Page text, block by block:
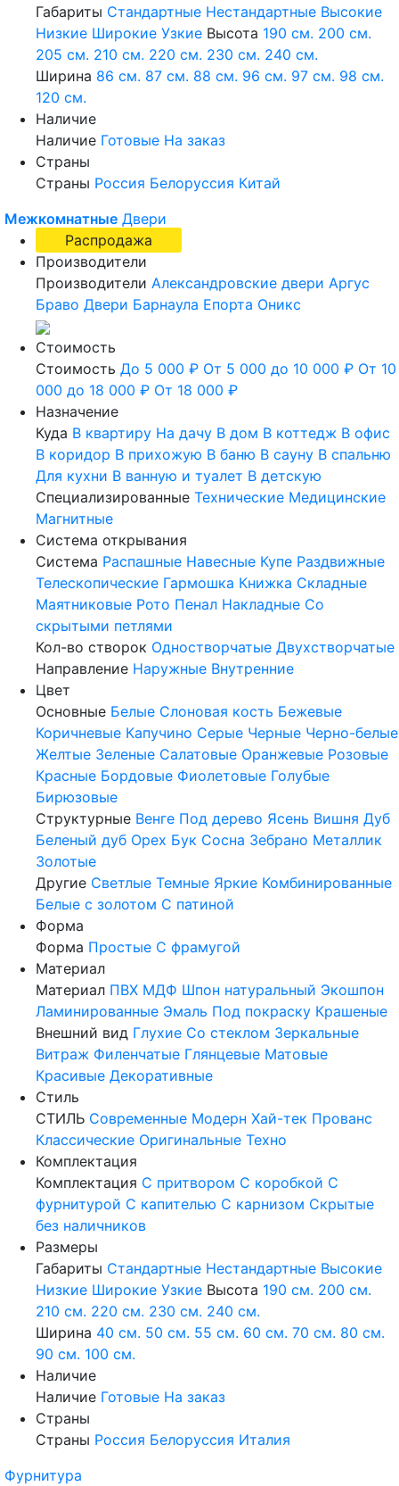
Габариты Стандартные Нестандартные Высокие
Низкие Широкие Узкие Высота 190 см. 200 см.
205 см. 210 см. 220 см. 230 см. 240 см.
Ширина 86 см. 87 см. 88 см. 96 см. 97 см. 98 см.
120 см.
Наличие
Наличие Готовые На заказ
Страны
Страны Россия Белоруссия Китай
Межкомнатные Двери
Распродажа
Производители
Производители Александровские двери Аргус
Браво Двери Барнаула Епорта Оникс
Стоимость
Стоимость До 5 000 ₽ От 5 000 до 10 000 ₽ От 10
000 до 18 000 ₽ От 18 000 ₽
Назначение
Куда В квартиру На дачу В дом В коттедж В офис
В коридор В прихожую В баню В сауну В спальню
Для кухни В ванную и туалет В детскую
Специализированные Технические Медицинские
Магнитные
Система открывания
Система Распашные Навесные Купе Раздвижные
Телескопические Гармошка Книжка Складные
Маятниковые Рото Пенал Накладные Со
скрытыми петлями
Кол-во створок Одностворчатые Двухстворчатые
Направление Наружные Внутренние
Цвет
Основные Белые Слоновая кость Бежевые
Коричневые Капучино Серые Черные Черно-белые
Желтые Зеленые Салатовые Оранжевые Розовые
Красные Бордовые Фиолетовые Голубые
Бирюзовые
Структурные Венге Под дерево Ясень Вишня Дуб
Беленый дуб Орех Бук Сосна Зебрано Металлик
Золотые
Другие Светлые Темные Яркие Комбинированные
Белые с золотом С патиной
Форма
Форма Простые С фрамугой
Материал
Материал ПВХ МДФ Шпон натуральный Экошпон
Ламинированные Эмаль Под покраску Крашеные
Внешний вид Глухие Со стеклом Зеркальные
Витраж Филенчатые Глянцевые Матовые
Красивые Декоративные
Стиль
СТИЛЬ Современные Модерн Хай-тек Прованс
Классические Оригинальные Техно
Комплектация
Комплектация С притвором С коробкой С
фурнитурой С капителью С карнизом Скрытые
без наличников
Размеры
Габариты Стандартные Нестандартные Высокие
Низкие Широкие Узкие Высота 190 см. 200 см.
210 см. 220 см. 230 см. 240 см.
Ширина 40 см. 50 см. 55 см. 60 см. 70 см. 80 см.
90 см. 100 см.
Наличие
Наличие Готовые На заказ
Страны
Страны Россия Белоруссия Италия
Фурнитура